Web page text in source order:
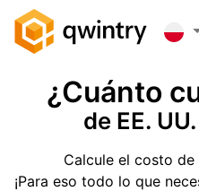
¿Cuánto
de EE.
Calcule el costo
¡Para eso todo lo que